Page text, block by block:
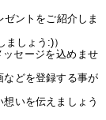
ントをご紹介しま
しょう:)）
セージを込めませ
などを登録する事が
いを伝えましょう